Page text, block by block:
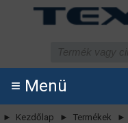
≡ Menü
► Kezdőlap ► Termékek ►